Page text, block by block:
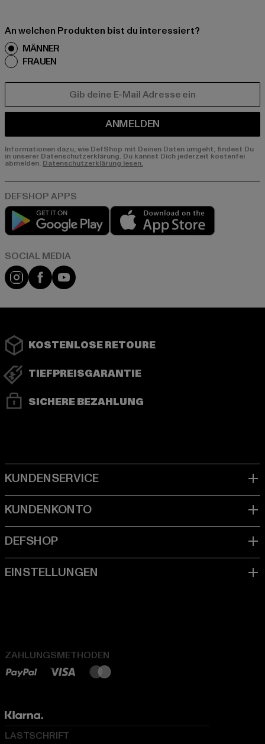
An welchen Produkten bist du interessiert?
MÄNNER
FRAUEN
ANMELDEN
Informationen dazu, wie DefShop mit Deinen Daten umgeht, findest Du
in unserer Datenschutzerklärung. Du kannst Dich jederzeit kostenfei
abmelden. Datenschutzerklärung lesen.
Play market
Instagram
FacebookYouTube
KOSTENLOSE RETOURE
TIEFPREISGARANTIE
SICHERE BEZAHLUNG
ZAHLUNGSMETHODEN
LASTSCHRIFT